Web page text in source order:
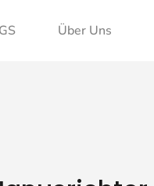
Über Uns